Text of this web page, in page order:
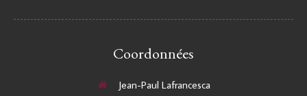
Coordonnées
Jean-Paul Lafrancesca